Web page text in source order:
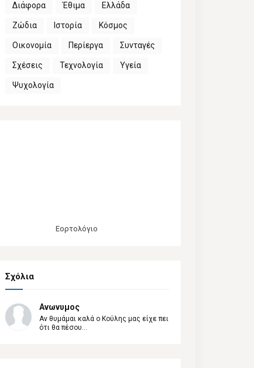
Διάφορα Έθιμα Ελλάδα
Ζώδια Ιστορία Κόσμος
Οικονομία Περίεργα Συνταγές
Σχέσεις Τεχνολογία Υγεία
Ψυχολογία
Εορτολόγιο
Σχόλια
Ανωνυμος
Αν θυμάμαι καλά ο Κούλης μας είχε πει
ότι θα πέσου...